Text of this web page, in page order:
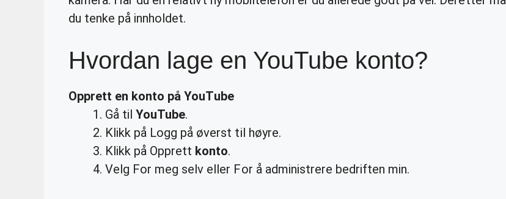
du tenke på innholdet.
Hvordan lage en YouTube konto?
Opprett en konto påYouTube
Gå tilYouTube.
Klikk på Logg på øverst til høyre.
Klikk på Opprett konto.
Velg For meg selv eller For å administrere bedriften min.